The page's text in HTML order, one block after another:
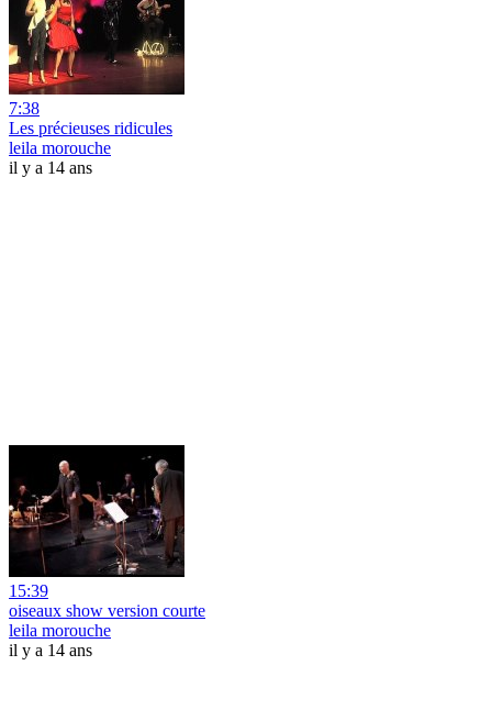
7:38
Les précieuses ridicules
leila morouche
il y a 14 ans
15:39
oiseaux show version courte
leila morouche
il y a 14 ans